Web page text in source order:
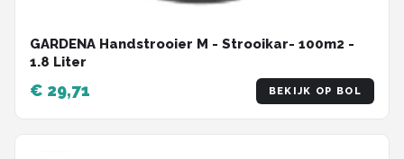
GARDENA Handstrooier M - Strooikar- 100m2 -
1.8 Liter
€ 29,71 BEKIJK OP BOL